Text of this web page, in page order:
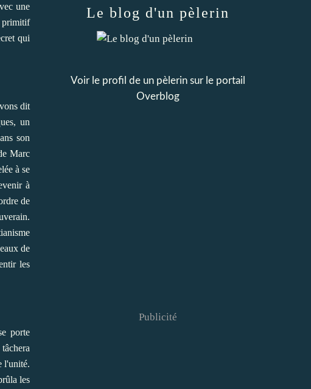
une
primitif
qui
dit
un
son
Marc
à se
à
de
de
les
porte
l'unité.
les
Le blog d'un pèlerin
Voir le profil de un pèlerinsur le portail
Overblog
Publicité